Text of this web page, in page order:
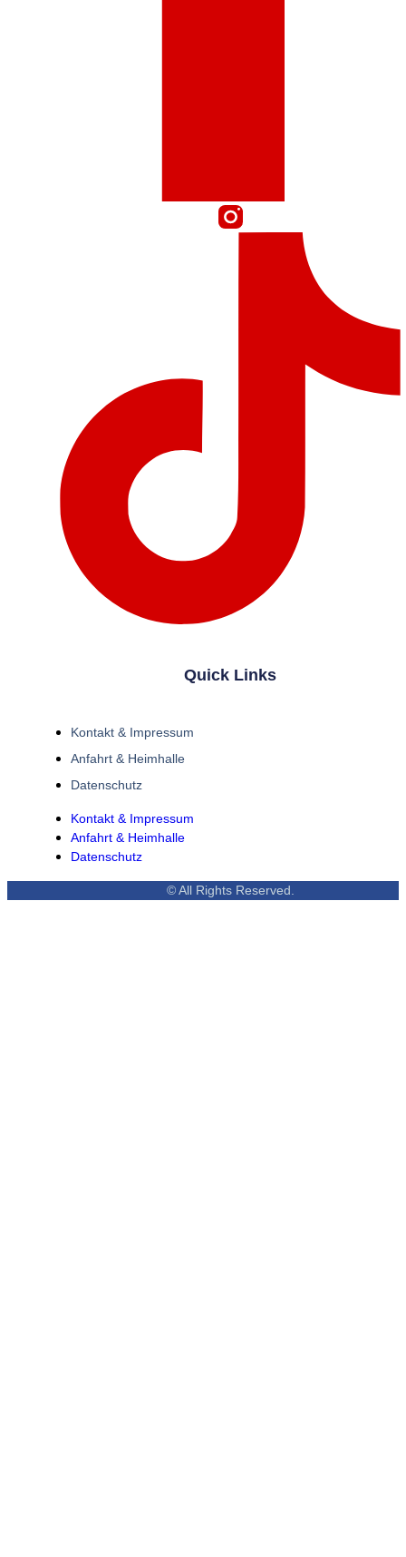
Quick Links
Kontakt & Impressum
Anfahrt & Heimhalle
Datenschutz
Kontakt & Impressum
Anfahrt & Heimhalle
Datenschutz
© All Rights Reserved.